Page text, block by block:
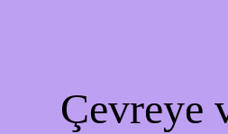
Çevreye